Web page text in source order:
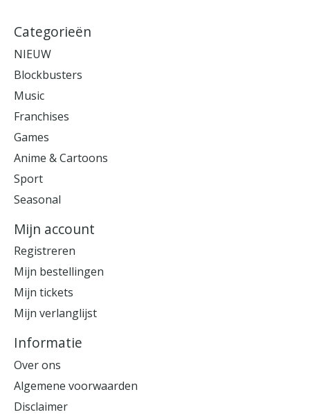
Categorieën
NIEUW
Blockbusters
Music
Franchises
Games
Anime & Cartoons
Sport
Seasonal
Mijn account
Registreren
Mijn bestellingen
Mijn tickets
Mijn verlanglijst
Informatie
Over ons
Algemene voorwaarden
Disclaimer